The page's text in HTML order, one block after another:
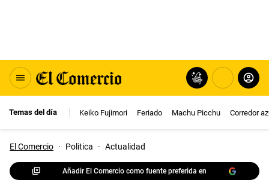
Temas del día Keiko Fujimori Feriado Machu Picchu Corredor
El Comercio · Politica · Actualidad
Añadir El Comercio como fuente preferida en